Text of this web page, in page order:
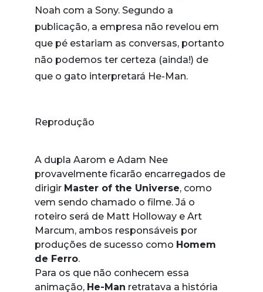
Noah com a Sony. Segundo a
publicação, a empresa não revelou em
que pé estariam as conversas, portanto
não podemos ter certeza (ainda!) de
que o gato interpretará He-Man.
Reprodução
A dupla Aarom e Adam Nee
provavelmente ficarão encarregados de
dirigir Master of the Universe, como
vem sendo chamado o filme. Já o
roteiro será de Matt Holloway e Art
Marcum, ambos responsáveis por
produções de sucesso como Homem
de Ferro.
Para os que não conhecem essa
animação, He-Man retratava a história